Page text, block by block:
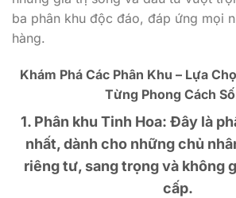
ba phân khu độc đáo, đáp ứng mọi
hàng.
Khám Phá Các Phân Khu – Lựa
Từng Phong Cách
1. Phân khu Tinh Hoa: Đây là
nhất, dành cho những chủ
riêng tư, sang trọng và không
cấp.